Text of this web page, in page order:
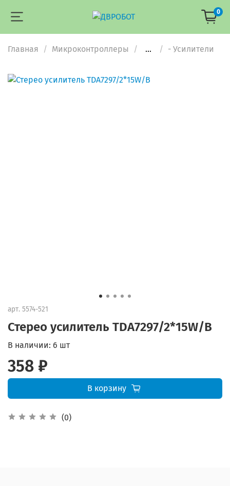
0
Главная Микроконтроллеры ... - Усилители
арт. 5574-521
Стерео усилитель TDA7297/2*15W/B
(0)
В наличии: 6 шт
358 ₽
В корзину